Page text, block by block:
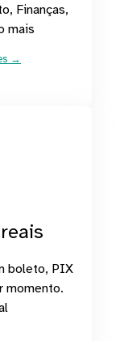
Finanças,
mais
→
boleto, PIX
momento.